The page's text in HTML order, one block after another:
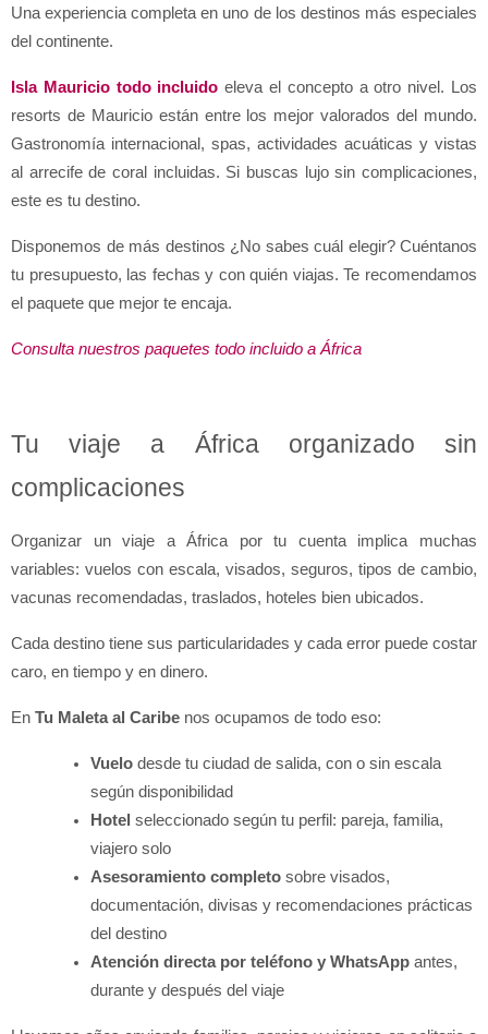
Una experiencia completa en uno de los destinos más especiales
del continente.
Isla Mauricio todo incluido eleva el concepto a otro nivel. Los
resorts de Mauricio están entre los mejor valorados del mundo.
Gastronomía internacional, spas, actividades acuáticas y vistas
al arrecife de coral incluidas. Si buscas lujo sin complicaciones,
este es tu destino.
Disponemos de más destinos ¿No sabes cuál elegir? Cuéntanos
tu presupuesto, las fechas y con quién viajas. Te recomendamos
el paquete que mejor te encaja.
Consulta nuestros paquetes todo incluido a África
Tu viaje a África organizado sin
complicaciones
Organizar un viaje a África por tu cuenta implica muchas
variables: vuelos con escala, visados, seguros, tipos de cambio,
vacunas recomendadas, traslados, hoteles bien ubicados.
Cada destino tiene sus particularidades y cada error puede costar
caro, en tiempo y en dinero.
En Tu Maleta al Caribe nos ocupamos de todo eso:
Vuelo desde tu ciudad de salida, con o sin escala
según disponibilidad
Hotel seleccionado según tu perfil: pareja, familia,
viajero solo
Asesoramiento completo sobre visados,
documentación, divisas y recomendaciones prácticas
del destino
Atención directa por teléfono y WhatsApp antes,
durante y después del viaje